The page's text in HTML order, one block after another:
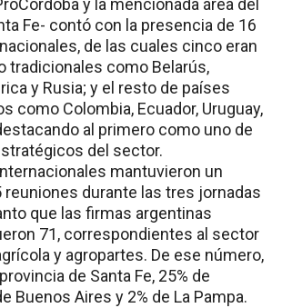
y la mencionada área del
Fe- contó con la presencia de 16
de las cuales cinco eran
tradicionales como Belarús,
y Rusia; y el resto de países
como Colombia, Ecuador, Uruguay,
al primero como uno de
del sector.
mantuvieron un
reuniones durante las tres jornadas
que las firmas argentinas
71, correspondientes al sector
y agropartes. De ese número,
de Santa Fe, 25% de
Buenos Aires y 2% de La Pampa.